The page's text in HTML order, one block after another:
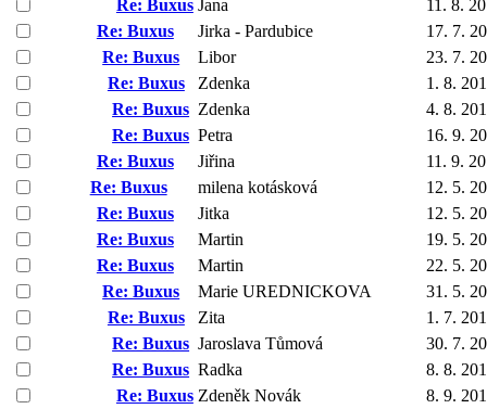
Re: Buxus Jana
11. 8.
Re: Buxus
Jirka - Pardubice
17. 7.
Re: Buxus
Libor
23. 7.
Re: Buxus
Zdenka
1. 8.
Re: Buxus Zdenka
4. 8.
Re: Buxus Petra
16. 9.
Re: Buxus
Jiřina
11. 9.
Re: Buxus
milena kotásková
12. 5.
Re: Buxus
Jitka
12. 5.
Re: Buxus
Martin
19. 5.
Re: Buxus
Martin
22. 5.
Re: Buxus
Marie UREDNICKOVA
31. 5.
Re: Buxus
Zita
1. 7.
Re: Buxus Jaroslava Tůmová
30. 7.
Re: Buxus Radka
8. 8.
Re: Buxus Zdeněk Novák
8. 9.